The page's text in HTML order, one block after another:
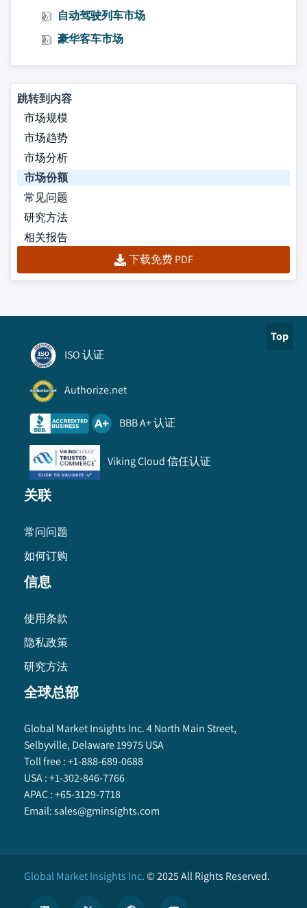
自动驾驶列车市场
豪华客车市场
跳转到内容
市场规模
市场趋势
市场分析
市场份额
常见问题
研究方法
相关报告
下载免费 PDF
Top
ISO 认证
Authorize.net
BBB A+ 认证
Viking Cloud 信任认证
关联
常问问题
如何订购
信息
使用条款
隐私政策
研究方法
全球总部
Global Market Insights Inc. 4 North Main Street,
Selbyville, Delaware 19975 USA
Toll free :+1-888-689-0688
USA :+1-302-846-7766
APAC :+65-3129-7718
Email:sales@gminsights.com
Global Market Insights Inc.©2025All Rights Reserved.